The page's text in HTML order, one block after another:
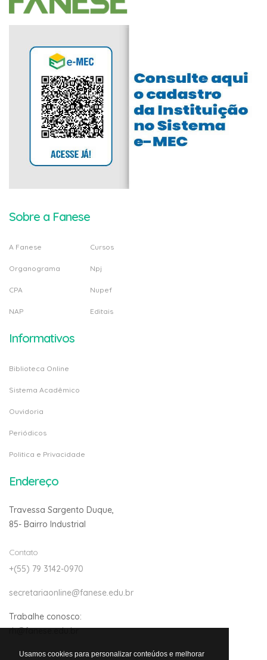
Usamos cookies para personalizar conteúdos e melhorar
Sobre a Fanese
A Fanese
Organograma
CPA
NAP
Cursos
Npj
Nupef
Editais
Informativos
Biblioteca Online
Sistema Acadêmico
Ouvidoria
Periódicos
Politica e Privacidade
Endereço
Travessa Sargento Duque,
85- Bairro Industrial
Contato
+(55) 79 3142-0970
secretariaonline@fanese.edu.br
Trabalhe conosco:
rh@fanese.edu.br